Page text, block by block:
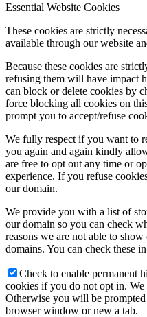
Essential Website Cookies
These cookies are strictly
available through our website
Because these cookies are
refusing them will have impact
can block or delete cookies by
force blocking all cookies on
prompt you to accept/refuse
We fully respect if you want to
you again and again kindly
are free to opt out any time or
experience. If you refuse
our domain.
We provide you with a list of
our domain so you can check
reasons we are not able to
domains. You can check these
Check to enable permanent
cookies if you do not opt in. We
Otherwise you will be
browser window or new a tab.